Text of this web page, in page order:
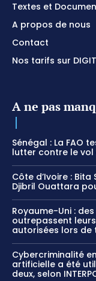
Textes et
A propos de nous
Contact
Nos tarifs sur
A ne pas
Sénégal : La FAO
lutter contre le vol
Côte d’Ivoire :
Djibril Ouattara
Royaume-Uni :
outrepassent
autorisées lors de
Cybercriminalité
artificielle a été
deux, selon